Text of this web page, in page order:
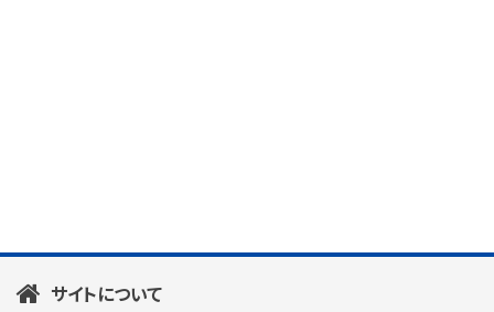
サイトについて